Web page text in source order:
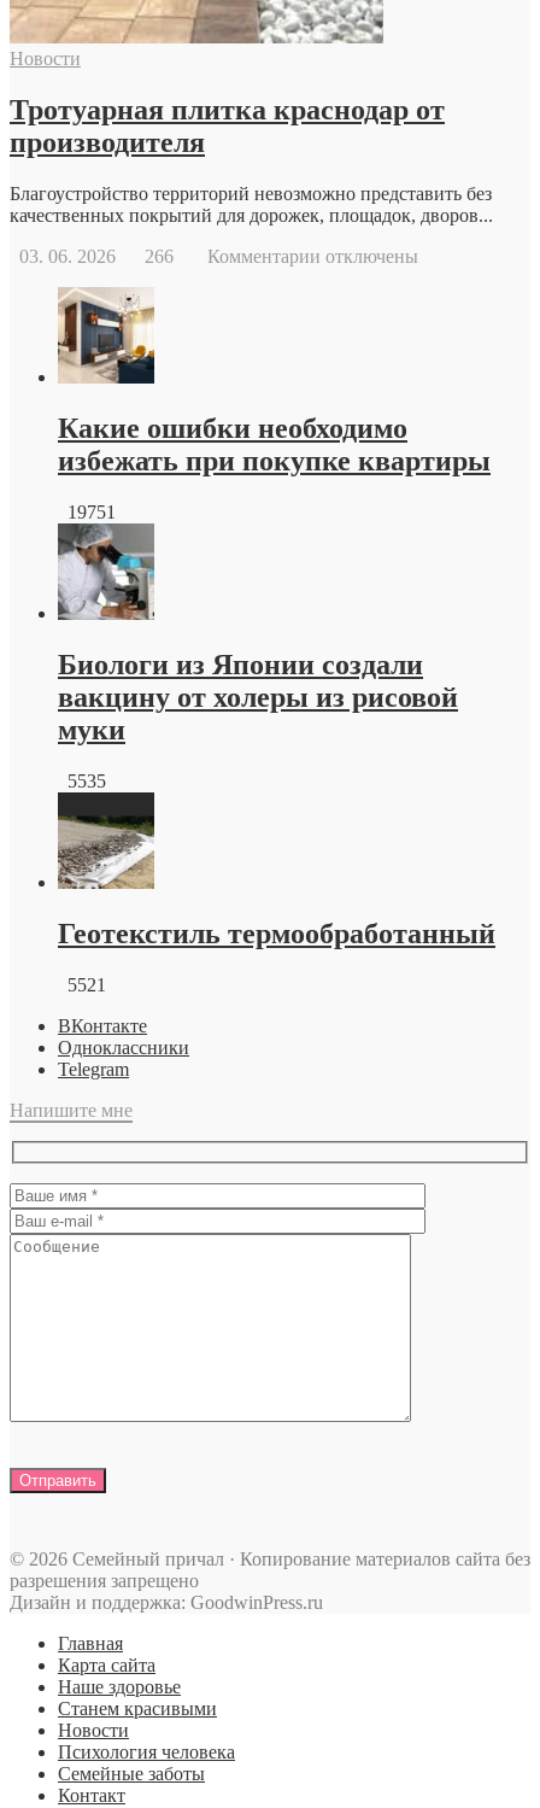
возможности
современной
Новости
Тротуарная плитка краснодар от
производителя
Благоустройство территорий невозможно представить без
качественных покрытий для дорожек, площадок, дворов...
03. 06. 2026
266 Комментарии котключены
Какие ошибки необходимо
избежать при покупке квартиры
19751
Биологи из Японии создали
вакцину от холеры из рисовой
муки
5535
Геотекстиль термообработанный
5521
ВКонтакте
Одноклассники
Telegram
Напишите мне
© 2026 Семейный причал · Копирование материалов сайта без
разрешения запрещено
Дизайн и поддержка: GoodwinPress.ru
Главная
Карта сайта
Наше здоровье
Станем красивыми
Новости
Психология человека
Семейные заботы
Контакт